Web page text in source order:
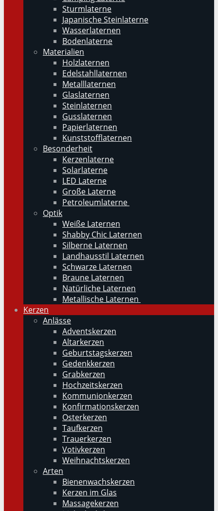
Sturmlaterne
Japanische Steinlaterne
Wasserlaternen
Bodenlaterne
Materialien
Holzlaternen
Edelstahllaternen
Metalllaternen
Glaslaternen
Steinlaternen
Gusslaternen
Papierlaternen
Kunststofflaternen
Besonderheit
Kerzenlaterne
Solarlaterne
LED Laterne
Große Laterne
Petroleumlaterne
Optik
Weiße Laternen
Shabby Chic Laternen
Silberne Laternen
Landhausstil Laternen
Schwarze Laternen
Braune Laternen
Natürliche Laternen
Metallische Laternen
Kerzen
Anlässe
Adventskerzen
Altarkerzen
Geburtstagskerzen
Gedenkkerzen
Grabkerzen
Hochzeitskerzen
Kommunionkerzen
Konfirmationskerzen
Osterkerzen
Taufkerzen
Trauerkerzen
Votivkerzen
Weihnachtskerzen
Arten
Bienenwachskerzen
Kerzen im Glas
Massagekerzen